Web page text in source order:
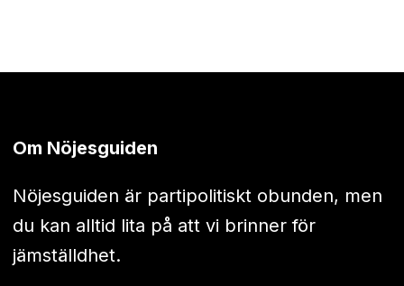
Om Nöjesguiden
Nöjesguiden är partipolitiskt obunden, men
du kan alltid lita på att vi brinner för
jämställdhet.